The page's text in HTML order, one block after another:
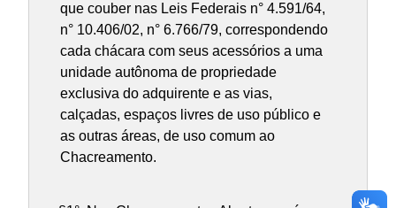
que couber nas Leis Federais n° 4.591/64,
n° 10.406/02, n° 6.766/79, correspondendo
cada chácara com seus acessórios a uma
unidade autônoma de propriedade
exclusiva do adquirente e as vias,
calçadas, espaços livres de uso público e
as outras áreas, de uso comum ao
Chacreamento.